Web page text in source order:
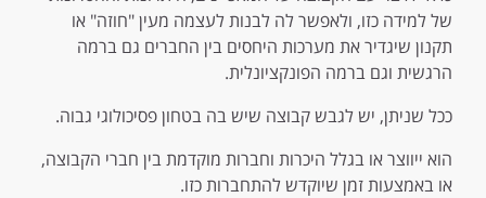
של למידה כזו, ולאפשר לה לבנות לעצמה מעין "חוזה" או
תקנון שיגדיר את מערכות היחסים בין החברים גם ברמה
הרגשית וגם ברמה הפונקציונלית.
ככל שניתן, יש לגבש קבוצה שיש בה בטחון פסיכולוגי גבוה.
הוא ייווצר או בגלל היכרות וחברות מוקדמת בין חברי הקבוצה,
או באמצעות זמן שיוקדש להתחברות כזו.